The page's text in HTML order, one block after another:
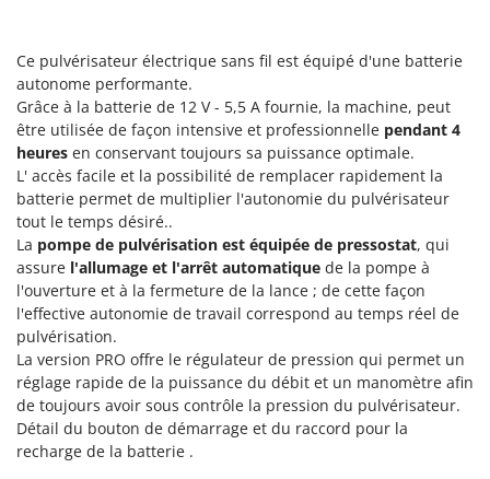
Presses à pellets
Pressoirs à fruits
Pressoirs à Raisin
Pulvérisateurs
Pulvérisateurs portés
R
Rafraîchisseurs d'air par évaporation
Rampes de chargement en aluminium
Râpes à fromage électriques
Râteaux pour tracteur
Remplisseuses
Robots nettoyeurs de piscine
Robots Tondeuses
GRAEF
Gre
GreenBay
Greenworks
GRIFO
GVS
GYS
H
Hailo
Helvi
Henx
HiKOKI
Honda
Ce pulvérisateur électrique sans fil est équipé d'une batterie
autonome performante.
Grâce à la batterie de 12 V - 5,5 A fournie, la machine, peut
être utilisée de façon intensive et professionnelle pendant 4
heures en conservant toujours sa puissance optimale.
L' accès facile et la possibilité de remplacer rapidement la
batterie permet de multiplier l'autonomie du pulvérisateur
tout le temps désiré..
La pompe de pulvérisation est équipée de pressostat, qui
assure l'allumage et l'arrêt automatique de la pompe à
l'ouverture et à la fermeture de la lance ; de cette façon
l'effective autonomie de travail correspond au temps réel de
pulvérisation.
La version PRO offre le régulateur de pression qui permet un
réglage rapide de la puissance du débit et un manomètre afin
de toujours avoir sous contrôle la pression du pulvérisateur.
Détail du bouton de démarrage et du raccord pour la
recharge de la batterie .